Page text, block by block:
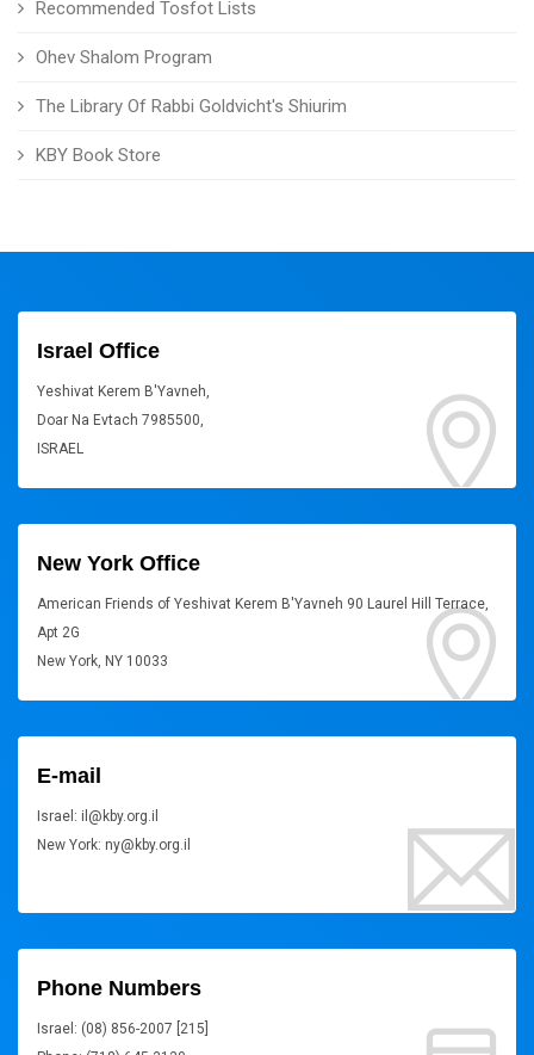
Recommended Tosfot Lists
Ohev Shalom Program
The Library Of Rabbi Goldvicht's Shiurim
KBY Book Store
Israel Office
Yeshivat Kerem B'Yavneh,
Doar Na Evtach 7985500,
ISRAEL
New York Office
American Friends of Yeshivat Kerem B'Yavneh 90 Laurel Hill Terrace,
Apt 2G
New York, NY 10033
E-mail
Israel: il@kby.org.il
New York: ny@kby.org.il
Phone Numbers
Israel: (08) 856-2007 [215]